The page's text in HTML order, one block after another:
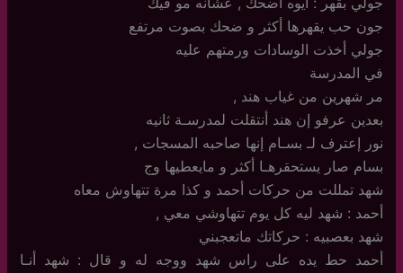
جون حب يقهرها أكثر و ضحك بصوت مرتفع
جولي أخذت الوسادات ورمتهم عليه
في المدرسة
مر شهرين من غياب هند ,
بعدين عرفو إن هند أنتقلت لمدرسـة ثانيه
نور إعترف لـ بسـام إنها صاحبه المسجات ,
بسام صار يستحقرهـا أكثر و مايعطيها وج
شهد تمللت من حركات أحمد و كذا مرة تتهاوش معاه
أحمد : شهد ليه كل يوم تتهاوشي معي ,
شهد بعصبيه : حركاتك ماتعجبني
أحمد حط يده على راس شهد ووجه له و قال : شهد أنـا